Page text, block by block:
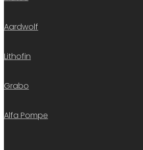
Aardwolf
Lithofin
Grabo
Alfa Pompe